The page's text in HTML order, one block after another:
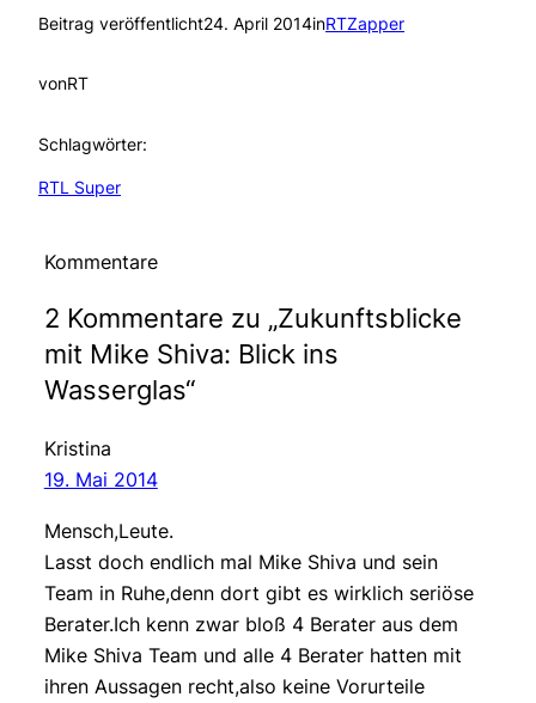
Beitrag veröffentlicht24. April 2014inRTZapper
vonRT
Schlagwörter:
RTL Super
Kommentare
2 Kommentare zu „Zukunftsblicke
mit Mike Shiva: Blick ins
Wasserglas“
Kristina
19. Mai 2014
Mensch,Leute.
Lasst doch endlich mal Mike Shiva und sein
Team in Ruhe,denn dort gibt es wirklich seriöse
Berater.Ich kenn zwar bloß 4 Berater aus dem
Mike Shiva Team und alle 4 Berater hatten mit
ihren Aussagen recht,also keine Vorurteile